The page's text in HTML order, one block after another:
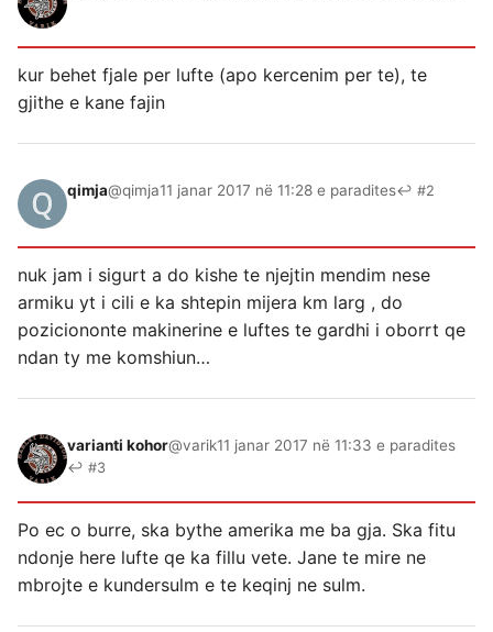
kur behet fjale per lufte (apo kercenim per te), te
gjithe e kane fajin
qimja@qimja11 janar 2017 në 11:28 e paradites↩ #2
nuk jam i sigurt a do kishe te njejtin mendim nese
armiku yt i cili e ka shtepin mijera km larg , do
poziciononte makinerine e luftes te gardhi i oborrt qe
ndan ty me komshiun…
varianti kohor@varik11 janar 2017 në 11:33 e paradites
↩ #3
Po ec o burre, ska bythe amerika me ba gja. Ska fitu
ndonje here lufte qe ka fillu vete. Jane te mire ne
mbrojte e kundersulm e te keqinj ne sulm.